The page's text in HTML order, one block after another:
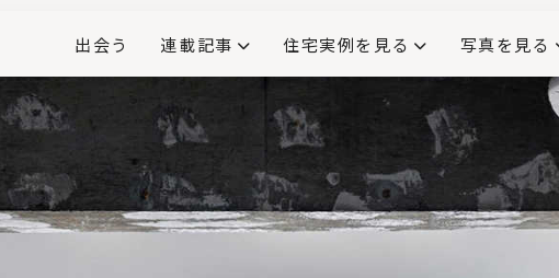
出会う 連載記事 住宅実例を見る 写真を見る